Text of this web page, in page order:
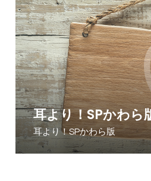
耳より！SPかわら
耳より！SPかわら版